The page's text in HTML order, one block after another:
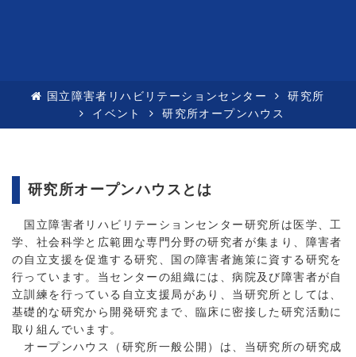
国立障害者リハビリテーションセンター
研究所
イベント
研究所オープンハウス
研究所オープンハウスとは
国立障害者リハビリテーションセンター研究所は医学、工
学、社会科学と広範囲な専門分野の研究者が集まり、障害者
の自立支援を促進する研究、国の障害者施策に資する研究を
行っています。当センターの組織には、病院及び障害者が自
立訓練を行っている自立支援局があり、当研究所としては、
基礎的な研究から開発研究まで、臨床に密接した研究活動に
取り組んでいます。
オープンハウス（研究所一般公開）は、当研究所の研究成